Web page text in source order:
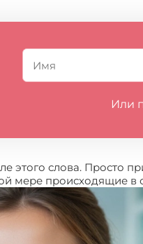
Или
слова. Просто
мере происходящие